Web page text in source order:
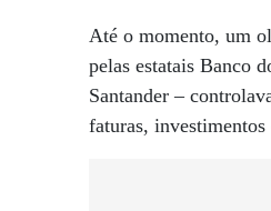
Até o momento, um
pelas estatais Banco
Santander –
faturas, investimentos